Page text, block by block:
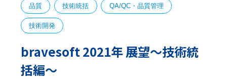
品質 技術統括 QA/QC・品質管理
技術開発
bravesoft 2021年 展望〜技術統
括編〜